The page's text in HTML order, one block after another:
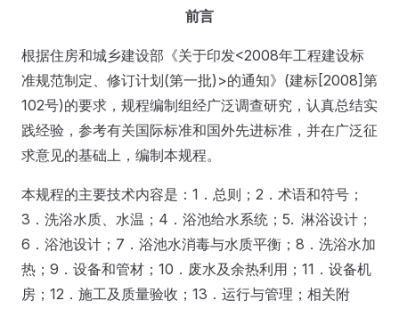
前言
根据住房和城乡建设部《关于印发<2008年工程建设标
准规范制定、修订计划(第一批)>的通知》(建标[2008]第
102号)的要求，规程编制组经广泛调查研究，认真总结实
践经验，参考有关国际标准和国外先进标准，并在广泛征
求意见的基础上，编制本规程。
本规程的主要技术内容是：1．总则；2．术语和符号；
3．洗浴水质、水温；4．浴池给水系统；5. 淋浴设计；
6．浴池设计；7．浴池水消毒与水质平衡；8．洗浴水加
热；9．设备和管材；10．废水及余热利用；11．设备机
房；12．施工及质量验收；13．运行与管理；相关附